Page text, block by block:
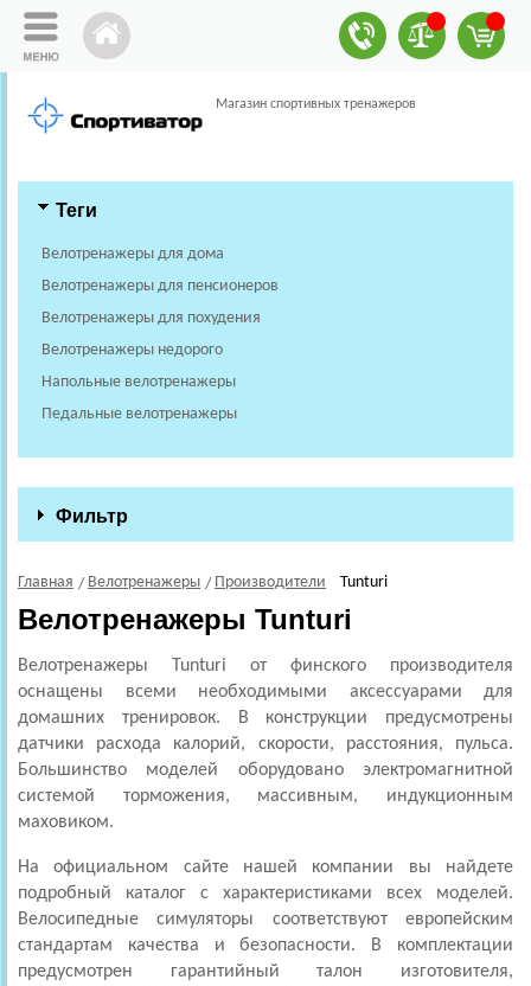
Магазин спортивных тренажеров
Теги
Велотренажеры для дома
Велотренажеры для пенсионеров
Велотренажеры для похудения
Велотренажеры недорого
Напольные велотренажеры
Педальные велотренажеры
Фильтр
Главная Велотренажеры Производители Tunturi
Велотренажеры Tunturi
Велотренажеры Tunturi от финского производителя
оснащены всеми необходимыми аксессуарами для
домашних тренировок. В конструкции предусмотрены
датчики расхода калорий, скорости, расстояния, пульса.
Большинство моделей оборудовано электромагнитной
системой торможения, массивным, индукционным
маховиком.
На официальном сайте нашей компании вы найдете
подробный каталог с характеристиками всех моделей.
Велосипедные симуляторы соответствуют европейским
стандартам качества и безопасности. В комплектации
предусмотрен гарантийный талон изготовителя,